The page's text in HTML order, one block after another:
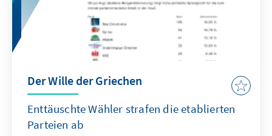
Der Wille der Griechen
Enttäuschte Wähler strafen die etablierten
Parteien ab